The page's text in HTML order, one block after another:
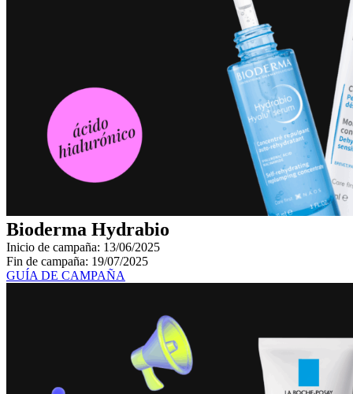
Bioderma Hydrabio
Inicio de campaña: 13/06/2025
Fin de campaña: 19/07/2025
GUÍA DE CAMPAÑA